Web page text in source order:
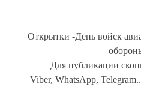
Открытки -День войск
Для публикации
Viber, WhatsApp,